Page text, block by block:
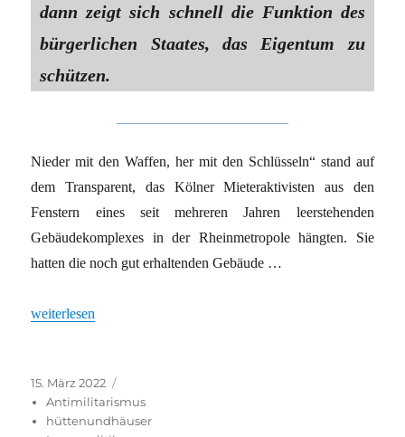
dann zeigt sich schnell die Funktion des
bürgerlichen Staates, das Eigentum zu
schützen.
Nieder mit den Waffen, her mit den Schlüsseln“ stand auf
dem Transparent, das Kölner Mieteraktivisten aus den
Fenstern eines seit mehreren Jahren leerstehenden
Gebäudekomplexes in der Rheinmetropole hängten. Sie
hatten die noch gut erhaltenden Gebäude …
„„Nieder mit den Waffen, her mit den Schlüsseln““
weiterlesen
Veröffentlicht
am
15. März 2022
Antimilitarismus
hüttenundhäuser